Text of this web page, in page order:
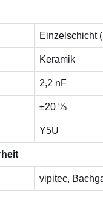
Einzelschicht
Keramik
2,2 nF
±20 %
Y5U
vipitec,